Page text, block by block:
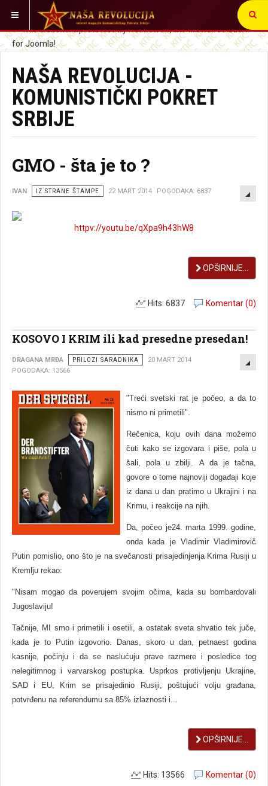
VI STE OVDE:
NAŠA REVOLUCIJA -
KOMUNISTIČKI POKRET
SRBIJE
GMO - šta je to ?
IVAN IZ STRANE ŠTAMPE 22 MART 2014 POGODAKA: 6837
httpv://youtu.be/qXpa9h43hW8
OPŠIRNIJE...
Komentar (0)
Hits: 6837
KOSOVO I KRIM ili kad presedne presedan!
DRAGANA MRĐA PRILOZI SARADNIKA
20 MART 2014
POGODAKA: 13566
"Treći svetski rat je počeo, a da to
nismo ni primetili".
Rečenica, koju ovih dana možemo
čuti kako se izgovara i piše, pola u
šali, pola u zbilji. A da je tačna,
govore o tome najnoviji događaji koje
iz dana u dan pratimo u Ukrajini i na
Krimu, i reakcije na njih.
Da, počeo je24. marta 1999. godine,
onda kada je Vladimir Vladimirovič
Putin pomislio, ono što je na svečanosti prisajedinjenja Krima Rusiji u
Kremlju rekao:
"Nisam mogao da poverujem svojim očima, kada su bombardovali
Jugoslaviju!
Tačnije, MI smo i primetili i osetili, a ostatak sveta shvatio tek juče,
kada je to Putin izgovorio.
Danas, skoro u dan, petnaest godina
kasnije, počinju i da se naslućuju prave razmere i posledice tog
nelegitimnog i varvarskog postupka. Usprkos protivljenju Ukrajine,
SAD i EU, Krim se prisajedinio Rusiji, poštujući volju građana,
potvrđenu na referendumu sa 85% izlaznosti i...
OPŠIRNIJE...
Komentar (0)
Hits: 13566